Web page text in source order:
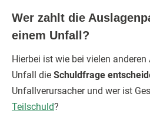
Wer zahlt die
einem Unfall?
Hierbei ist wie bei vielen
Unfall die Schuldfrage
Unfallverursacher und wer ist
Teilschuld?